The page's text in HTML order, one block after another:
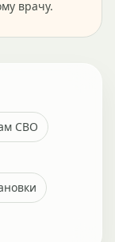
врачу.
СВО